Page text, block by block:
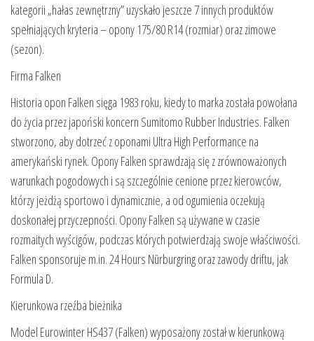
kategorii „hałas zewnętrzny” uzyskało jeszcze 7 innych produktów
spełniających kryteria – opony 175/80 R14 (rozmiar) oraz zimowe
(sezon).
Firma Falken
Historia opon Falken sięga 1983 roku, kiedy to marka została powołana
do życia przez japoński koncern Sumitomo Rubber Industries. Falken
stworzono, aby dotrzeć z oponami Ultra High Performance na
amerykański rynek. Opony Falken sprawdzają się z zrównoważonych
warunkach pogodowych i są szczególnie cenione przez kierowców,
którzy jeżdżą sportowo i dynamicznie, a od ogumienia oczekują
doskonałej przyczepności. Opony Falken są używane w czasie
rozmaitych wyścigów, podczas których potwierdzają swoje właściwości.
Falken sponsoruje m.in. 24 Hours Nürburgring oraz zawody driftu, jak
Formula D.
Kierunkowa rzeźba bieżnika
Model Eurowinter HS437 (Falken) wyposażony został w kierunkową